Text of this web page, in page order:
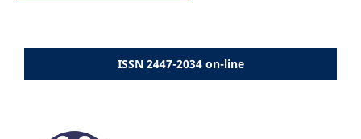
ISSN 2447-2034 on-line